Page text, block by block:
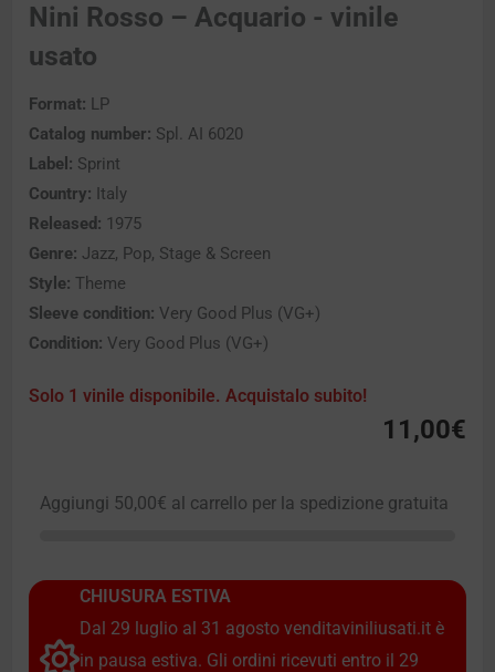
Nini Rosso – Acquario - vinile
usato
Format: LP
Catalog number: Spl. AI 6020
Label: Sprint
Country: Italy
Released: 1975
Genre: Jazz, Pop, Stage & Screen
Style: Theme
Sleeve condition: Very Good Plus (VG+)
Condition: Very Good Plus (VG+)
Solo 1 vinile disponibile. Acquistalo subito!
11,00€
Aggiungi 50,00€ al carrello per la spedizione gratuita
CHIUSURA ESTIVA
Dal 29 luglio al 31 agosto venditaviniliusati.it è
in pausa estiva. Gli ordini ricevuti entro il 29